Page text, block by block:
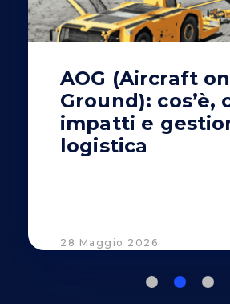
AOG (Aircraft on
Ground): cos’è,
impatti e
logistica
28 Maggio 2026